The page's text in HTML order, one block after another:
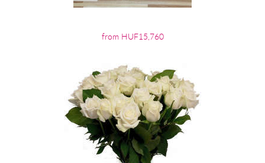
from HUF15,760